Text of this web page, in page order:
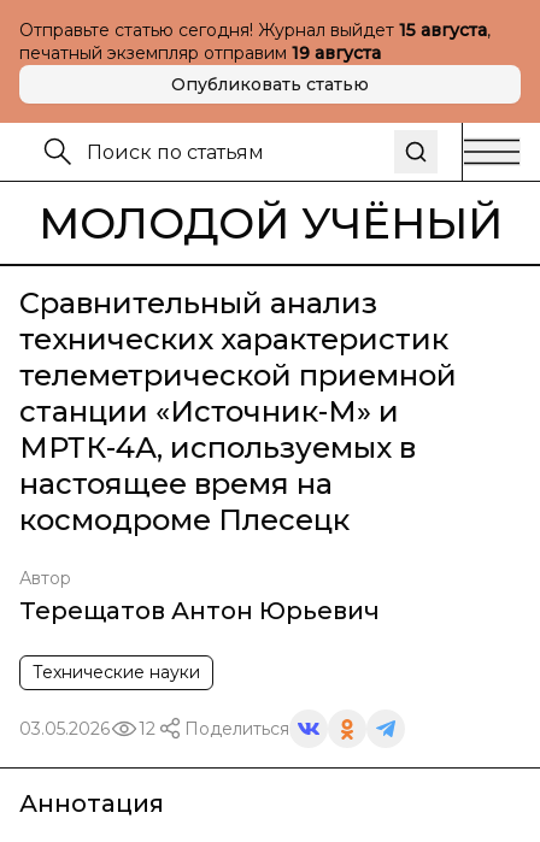
Отправьте статью сегодня! Журнал выйдет 15 августа,
печатный экземпляр отправим 19 августа
Опубликовать статью
МОЛОДОЙ УЧЁНЫЙ
Сравнительный анализ
технических характеристик
телеметрической приемной
станции «Источник-М» и
МРТК-4А, используемых в
настоящее время на
космодроме Плесецк
Автор
Терещатов Антон Юрьевич
Технические науки
03.05.2026 12 Поделиться
Аннотация